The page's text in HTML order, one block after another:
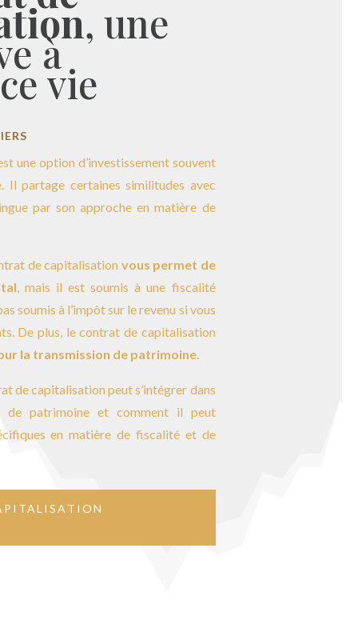
, une
à
vie
une option d’investissement souvent
Il partage certaines similitudes avec
par son approche en matière de
de capitalisation vous permet de
, mais il est soumis à une fiscalité
soumis à l’impôt sur le revenu si vous
De plus, le contrat de capitalisation
la transmission de patrimoine.
de capitalisation peut s’intégrer dans
de patrimoine et comment il peut
en matière de fiscalité et de